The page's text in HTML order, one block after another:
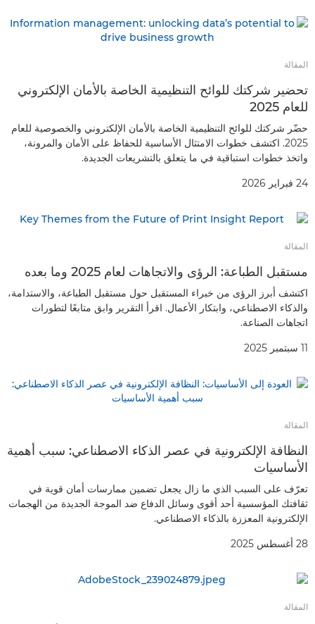
المقالة
تحضير شركتك للوائح التنظيمية الخاصة بالأمان الإلكتروني
للعام 2025
حضّر شركتك للوائح التنظيمية الخاصة بالأمان الإلكتروني والخصوصية للعام
2025. اكتشف خطوات الامتثال الأساسية للحفاظ على الأمان والمرونة،
واتخذ خطوات استباقية في ما يتعلق بالتشريعات الجديدة.
24 فبراير 2026
المقالة
مستقبل الطباعة: الرؤى والاتجاهات لعام 2025 وما بعده
اكتشف أبرز الرؤى من خبراء المستقبل حول مستقبل الطباعة، والاستدامة،
والذكاء الاصطناعي، وابتكار الأعمال. اقرأ التقرير وابق متابعًا لتطورات
اتجاهات الصناعة.
11 سبتمبر 2025
المقالة
النظافة الإلكترونية في عصر الذكاء الاصطناعي: سبب أهمية
الأساسيات
تعرّف على السبب الذي ما زال يجعل تضمين ممارسات أمان قوية في
ثقافتك المؤسسية أحد أقوى وسائل الدفاع ضد الموجة الجديدة من الهجمات
الإلكترونية المعززة بالذكاء الاصطناعي.
28 أغسطس 2025
المقالة